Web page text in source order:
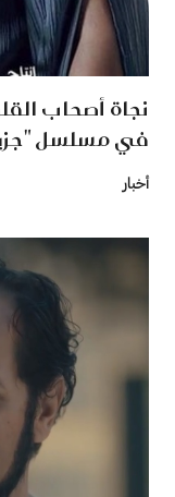
نجاة أصحاب
في مسلسل
أخبار